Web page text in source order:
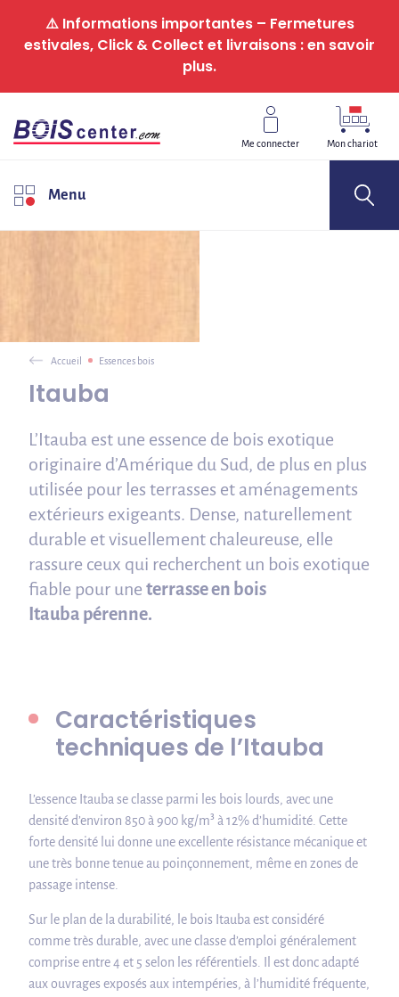
⚠️ Informations importantes – Fermetures
estivales, Click & Collect et livraisons : en savoir
plus.
Me connecter Mon chariot
Menu
Accueil Essences bois
Itauba
L’Itauba est une essence de bois exotique
originaire d’Amérique du Sud, de plus en plus
utilisée pour les terrasses et aménagements
extérieurs exigeants. Dense, naturellement
durable et visuellement chaleureuse, elle
rassure ceux qui recherchent un bois exotique
fiable pour uneterrasse en bois
Itauba pérenne.
Caractéristiques
techniques de l’Itauba
L’essence Itauba se classe parmi les bois lourds, avec une
densité d’environ 850 à 900 kg/m³ à 12% d’humidité. Cette
forte densité lui donne une excellente résistance mécanique et
une très bonne tenue au poinçonnement, même en zones de
passage intense.
Sur le plan de la durabilité, le bois Itauba est considéré
comme très durable, avec une classe d’emploi généralement
comprise entre 4 et 5 selon les référentiels. Il est donc adapté
aux ouvrages exposés aux intempéries, à l’humidité fréquente,